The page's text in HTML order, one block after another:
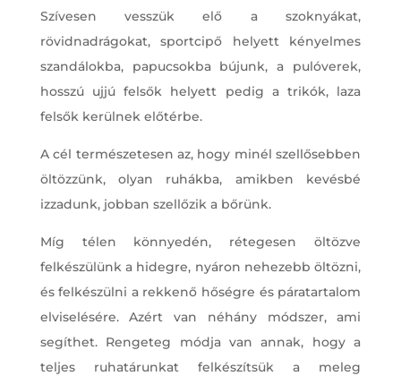
Szívesen vesszük elő a szoknyákat,
rövidnadrágokat, sportcipő helyett kényelmes
szandálokba, papucsokba bújunk, a pulóverek,
hosszú ujjú felsők helyett pedig a trikók, laza
felsők kerülnek előtérbe.
A cél természetesen az, hogy minél szellősebben
öltözzünk, olyan ruhákba, amikben kevésbé
izzadunk, jobban szellőzik a bőrünk.
Míg télen könnyedén, rétegesen öltözve
felkészülünk a hidegre, nyáron nehezebb öltözni,
és felkészülni a rekkenő hőségre és páratartalom
elviselésére. Azért van néhány módszer, ami
segíthet. Rengeteg módja van annak, hogy a
teljes ruhatárunkat felkészítsük a meleg